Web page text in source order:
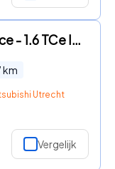
Renault Espace - 1.6 TCe Initiale Paris 5p. | DEALER ONDERHOUDEN | MASSAGE ST
km
Utrecht
Vergelijk